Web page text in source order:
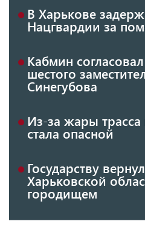
В Харькове
Нацгвардии за
Кабмин
шестого
Синегубова
Из-за жары
стала опасной
Государству
Харьковской
городищем